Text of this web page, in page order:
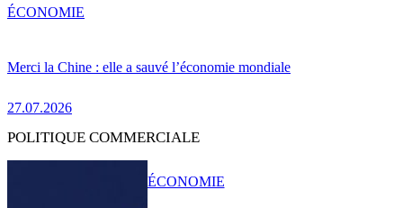
Merci la Chine : elle a sauvé l’économie mondiale
27.07.2026
ÉCONOMIE
POLITIQUE COMMERCIALE
ÉCONOMIE